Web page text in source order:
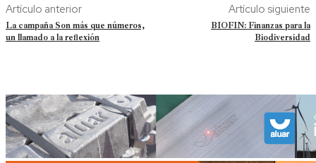
Artículo anterior
La campaña Son más que números,
un llamado a la reflexión
Artículo siguiente
BIOFIN: Finanzas para la
Biodiversidad